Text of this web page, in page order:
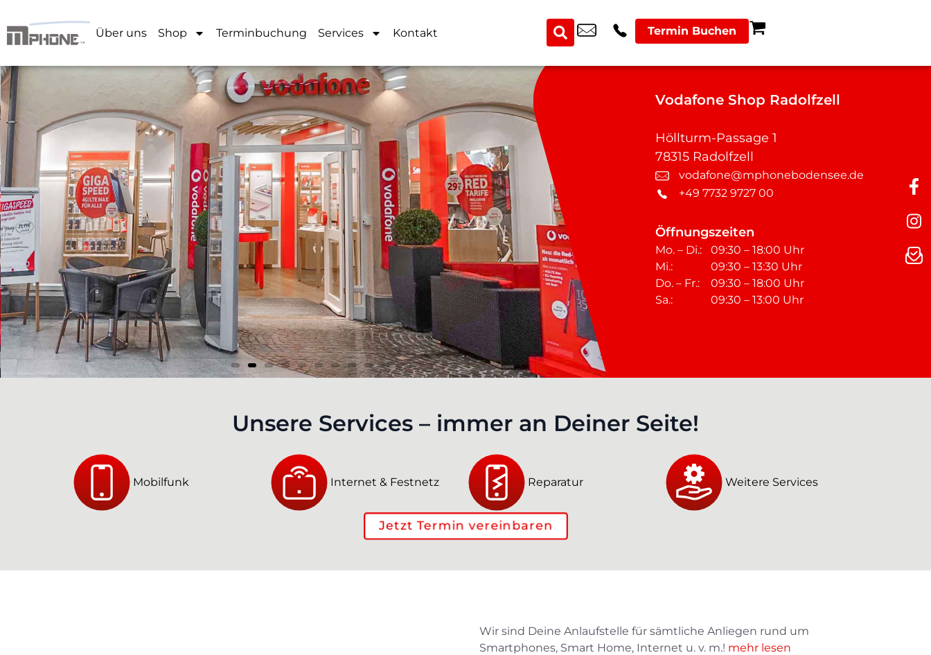
Über uns Shop Terminbuchung Services Kontakt Termin Buchen
Vodafone Shop Radolfzell
Höllturm-Passage 1
78315 Radolfzell
vodafone@mphonebodensee.de
+49 7732 9727 00
Öffnungszeiten
Mo. – Di.:
09:30 – 18:00 Uhr
Mi.:
09:30 – 13:30 Uhr
Do. – Fr.:
09:30 – 18:00 Uhr
Sa.:
09:30 – 13:00 Uhr
Unsere Services – immer an Deiner Seite!
Mobilfunk Internet & Festnetz Reparatur Weitere Services
Jetzt Termin vereinbaren
Wir sind Deine Anlaufstelle für sämtliche Anliegen rund um
Smartphones, Smart Home, Internet u. v. m.! mehr lesen